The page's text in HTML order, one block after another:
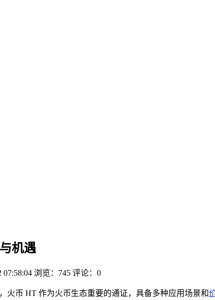
机遇
07:58:04 浏览：745 评论：0
火币 HT 作为火币生态重要的通证，具备多种应用场景和